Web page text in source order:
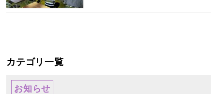
カテゴリ一覧
お知らせ